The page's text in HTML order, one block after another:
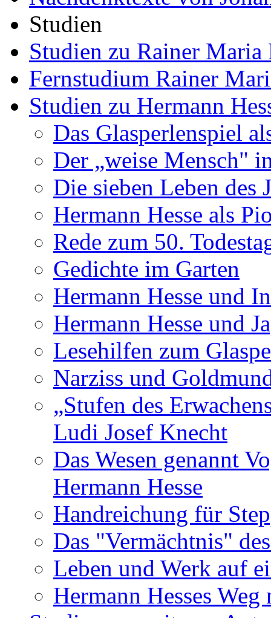
Studien
Studien zu Rainer Maria
Fernstudium Rainer
Studien zu Hermann
Das Glasperlenspiel
Der „weise Mensch"
Die sieben Leben des
Hermann Hesse als
Rede zum 50.
Gedichte im Garten
Hermann Hesse und
Hermann Hesse und
Lesehilfen zum
Narziss und
„Stufen des
Ludi Josef Knecht
Das Wesen genannt
Hermann Hesse
Handreichung für
Das "Vermächtnis"
Leben und Werk auf
Hermann Hesses Weg